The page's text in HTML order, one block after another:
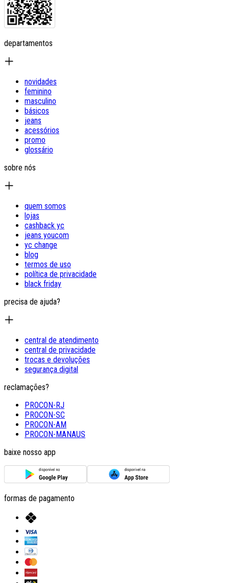
departamentos
novidades
feminino
masculino
básicos
jeans
acessórios
promo
glossário
sobre nós
quem somos
lojas
cashback yc
jeans youcom
yc change
blog
termos de uso
política de privacidade
black friday
precisa de ajuda?
central de atendimento
central de privacidade
trocas e devoluções
segurança digital
reclamações?
PROCON-RJ
PROCON-SC
PROCON-AM
PROCON-MANAUS
baixe nosso app
formas de pagamento